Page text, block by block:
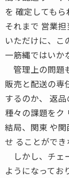
を 確定してもら
それまで 営業
いただけに、こ
一筋縄ではいか
管理上の問題
販売と配送の専
するのか、 返品
種々の課題をク
結局、関東 や
せ ることができ
しかし、チェ
ようになってお